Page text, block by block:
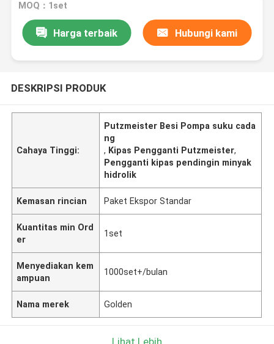
MOQ：1set
Harga terbaik Hubungi kami
DESKRIPSI PRODUK
Cahaya Tinggi:
Putzmeister Besi Pompa suku cada
ng
, Kipas Pengganti Putzmeister,
Pengganti kipas pendingin minyak
hidrolik
Kemasan rincian Paket Ekspor Standar
Kuantitas min Ord
er
1set
Menyediakan kem
ampuan
1000set+/bulan
Nama merek Golden
Lihat Lebih